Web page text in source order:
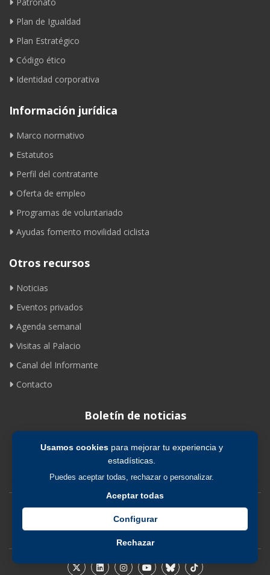
Usamos cookiespara mejorar tu experiencia y
estadísticas.
Puedes aceptar todas, rechazar o personalizar.
Aceptar todas
Configurar
Rechazar
Plan de Igualdad
Plan Estratégico
Código ético
Identidad corporativa
Información jurídica
Marco normativo
Estatutos
Perfil del contratante
Oferta de empleo
Programas de voluntariado
Ayudas fomento movilidad ciclista
Otros recursos
Noticias
Eventos privados
Agenda semanal
Visitas al Palacio
Canal del Informante
Contacto
Boletín de noticias
Suscribirse
Avíso legal | Política de privacidad | Política de cookies